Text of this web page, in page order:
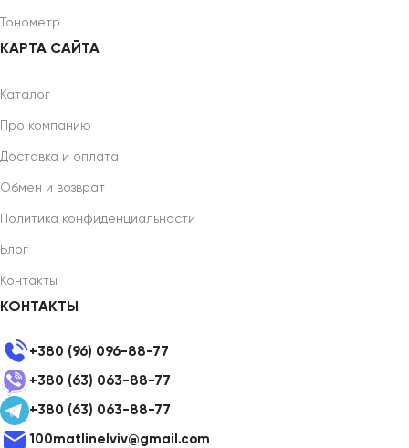
Тонометр
КАРТА САЙТА
Каталог
Про компанию
Доставка и оплата
Обмен и возврат
Политика конфиденциальности
Блог
Контакты
КОНТАКТЫ
+380 (96) 096-88-77
+380 (63) 063-88-77
+380 (63) 063-88-77
100matlinelviv@gmail.com